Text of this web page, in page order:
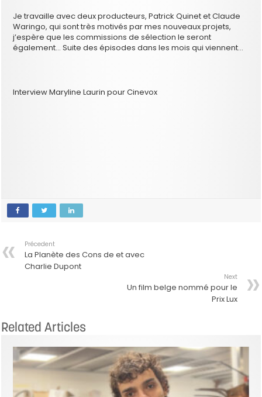
Je travaille avec deux producteurs, Patrick Quinet et Claude
Waringo, qui sont très motivés par mes nouveaux projets,
j’espère que les commissions de sélection le seront
également… Suite des épisodes dans les mois qui viennent…
Interview Maryline Laurin pour Cinevox
Précedent
La Planète des Cons de et avec
Charlie Dupont
Next
Un film belge nommé pour le
Prix Lux
Related Articles